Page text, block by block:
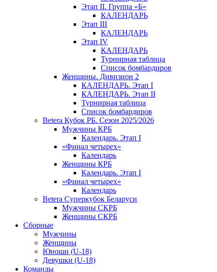
Этап II. Группа «Б»
КАЛЕНДАРЬ
Этап III
КАЛЕНДАРЬ
Этап IV
КАЛЕНДАРЬ
Турнирная таблица
Список бомбардиров
Женщины. Дивизион 2
КАЛЕНДАРЬ. Этап I
КАЛЕНДАРЬ. Этап II
Турнирная таблица
Список бомбардиров
Betera Кубок РБ. Сезон 2025/2026
Мужчины КРБ
Календарь. Этап I
«Финал четырех»
Календарь
Женщины КРБ
Календарь. Этап I
«Финал четырех»
Календарь
Betera Суперкубок Беларуси
Мужчины СКРБ
Женщины СКРБ
Сборные
Мужчины
Женщины
Юноши (U-18)
Девушки (U-18)
Команды